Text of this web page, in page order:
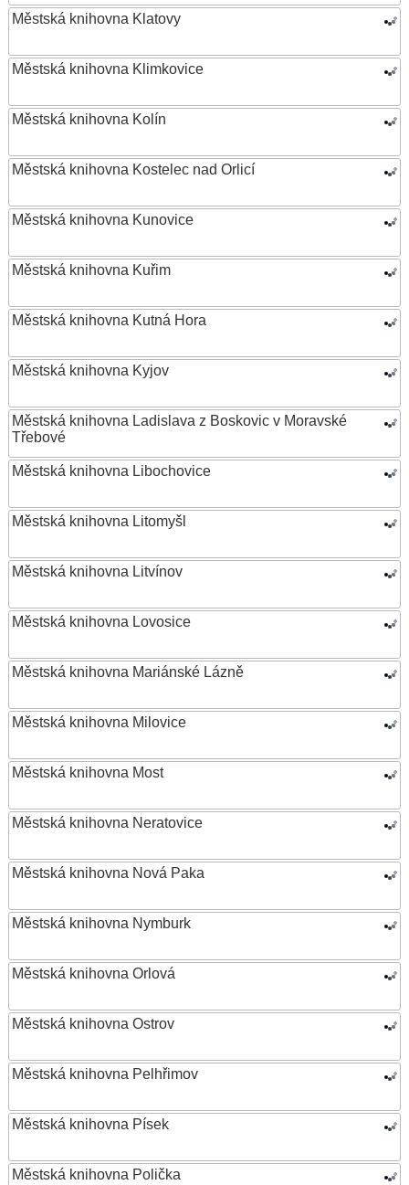
Městská knihovna Klatovy
Městská knihovna Klimkovice
Městská knihovna Kolín
Městská knihovna Kostelec nad Orlicí
Městská knihovna Kunovice
Městská knihovna Kuřim
Městská knihovna Kutná Hora
Městská knihovna Kyjov
Městská knihovna Ladislava z Boskovic v Moravské
Třebové
Městská knihovna Libochovice
Městská knihovna Litomyšl
Městská knihovna Litvínov
Městská knihovna Lovosice
Městská knihovna Mariánské Lázně
Městská knihovna Milovice
Městská knihovna Most
Městská knihovna Neratovice
Městská knihovna Nová Paka
Městská knihovna Nymburk
Městská knihovna Orlová
Městská knihovna Ostrov
Městská knihovna Pelhřimov
Městská knihovna Písek
Městská knihovna Polička